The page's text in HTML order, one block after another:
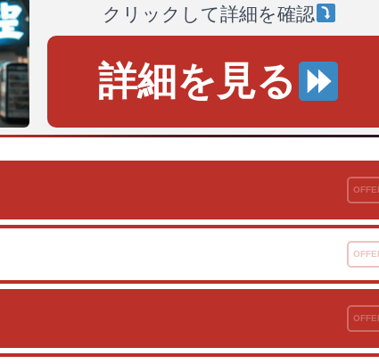
クリックして詳細を確認
詳細を見る